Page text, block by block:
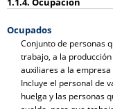
Ocupados
Conjunto de personas
trabajo, a la
auxiliares a la
Incluye el personal de
huelga y las personas